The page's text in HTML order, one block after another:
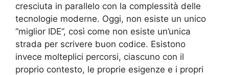
cresciuta in parallelo con la complessità delle
tecnologie moderne. Oggi, non esiste un unico
“miglior IDE”, così come non esiste un’unica
strada per scrivere buon codice. Esistono
invece molteplici percorsi, ciascuno con il
proprio contesto, le proprie esigenze e i propri